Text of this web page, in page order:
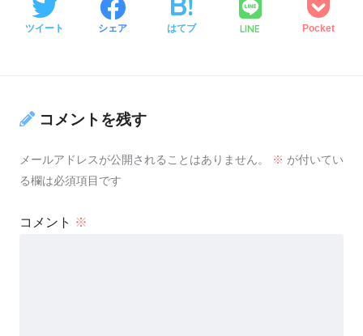
ツイート シェア はてブ LINE Pocket
コメントを残す
メールアドレスが公開されることはありません。 ※ が付いてい
る欄は必須項目です
コメント ※